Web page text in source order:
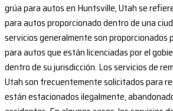
grúa para autos en Huntsville, Utah se
para autos proporcionado dentro de una
servicios generalmente son proporcionados
para autos que están licenciadas por el
dentro de su jurisdicción. Los servicios de
Utah son frecuentemente solicitados para
están estacionados ilegalmente,